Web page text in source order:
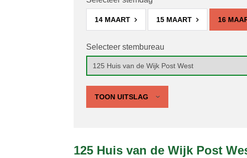
14 MAART 15 MAART 16
Selecteer stembureau
TOON UITSLAG
125 Huis van de Wijk Post